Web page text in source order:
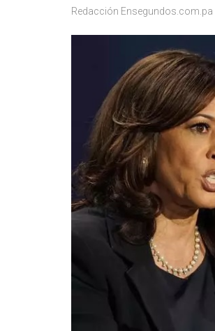
Redacción Ensegundos.com.pa